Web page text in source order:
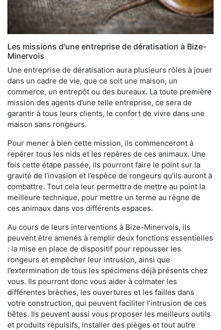
Les missions d'une entreprise de dératisation à Bize-
Minervois
Une entreprise de dératisation aura plusieurs rôles à jouer
dans un cadre de vie, que ce soit une maison, un
commerce, un entrepôt ou des bureaux. La toute première
mission des agents d’une telle entreprise, ce sera de
garantir à tous leurs clients, le confort de vivre dans une
maison sans rongeurs.
Pour mener à bien cette mission, ils commenceront à
repérer tous les nids et les repères de ces animaux. Une
fois cette étape passée, ils pourront faire le point sur la
gravité de l’invasion et l’espèce de rongeurs qu’ils auront à
combattre. Tout cela leur permettra de mettre au point la
meilleure technique, pour mettre un terme au règne de
ces animaux dans vos différents espaces.
Au cours de leurs interventions à Bize-Minervois, ils
peuvent être amenés à remplir deux fonctions essentielles
: la mise en place de dispositif pour repousser les
rongeurs et empêcher leur intrusion, ainsi que
l’extermination de tous les spécimens déjà présents chez
vous. Ils pourront donc vous aider à colmater les
différentes brèches, les ouvertures et les failles dans
votre construction, qui peuvent faciliter l’intrusion de ces
bêtes. Ils peuvent aussi vous proposer les meilleurs outils
et produits répulsifs, installer des pièges et tout autre